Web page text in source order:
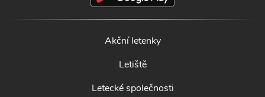
Akční letenky
Letiště
Letecké společnosti